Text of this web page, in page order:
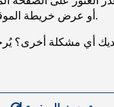
URL، أو عرض خريطة الموقع الخاصة بنا لمساعدتك في العثور على ما تريد.
أي مشكلة أخرى؟